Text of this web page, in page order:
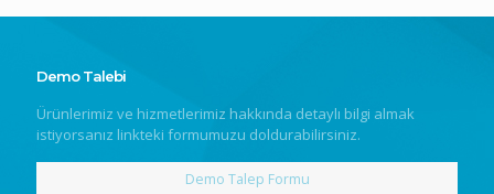
Demo Talebi
Ürünlerimiz ve hizmetlerimiz hakkında detaylı bilgi almak
istiyorsanız linkteki formumuzu doldurabilirsiniz.
Demo Talep Formu